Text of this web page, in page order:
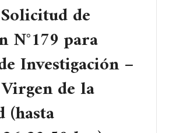
de
N°179 para
Investigación –
de la
(hasta